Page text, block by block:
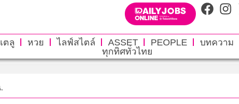
ตลู หวย ไลฟ์สไตล์ ASSET PEOPLE บทความ
ทุกทิศทั่วไทย